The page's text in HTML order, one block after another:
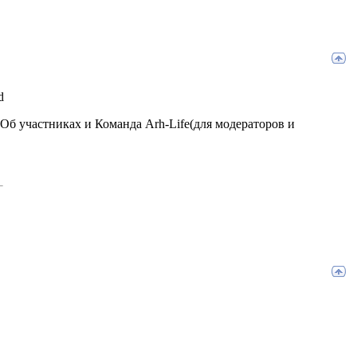
участниках и Команда Arh-Life(для модераторов и